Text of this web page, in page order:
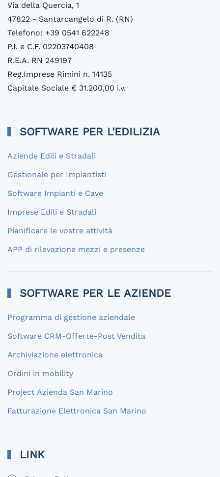
Via della Quercia, 1
47822 - Santarcangelo di R. (RN)
Telefono: +39 0541 622248
P.I. e C.F. 02203740408
R.E.A. RN 249197
Reg.Imprese Rimini n. 14135
Capitale Sociale € 31.200,00 i.v.
SOFTWARE PER L'EDILIZIA
Aziende Edili e Stradali
Gestionale per Impiantisti
Software Impianti e Cave
Imprese Edili e Stradali
Pianificare le vostre attività
APP di rilevazione mezzi e presenze
SOFTWARE PER LE AZIENDE
Programma di gestione aziendale
Software CRM-Offerte-Post Vendita
Archiviazione elettronica
Ordini in mobility
Project Azienda San Marino
Fatturazione Elettronica San Marino
LINK